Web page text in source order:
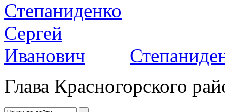
Глава Красногорского